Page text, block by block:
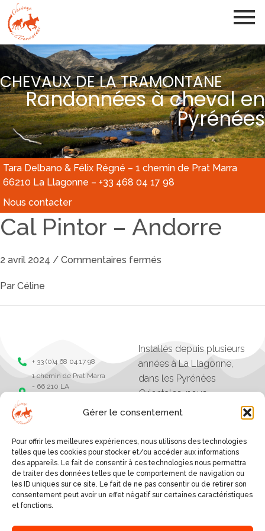
Gérer le consentement
Pour offrir les meilleures expériences, nous utilisons des technologies
telles que les cookies pour stocker et/ou accéder aux informations
des appareils. Le fait de consentir à ces technologies nous permettra
de traiter des données telles que le comportement de navigation ou
les ID uniques sur ce site. Le fait de ne pas consentir ou de retirer son
consentement peut avoir un effet négatif sur certaines caractéristiques
et fonctions.
CHEVAUX DE LA TRAMONTANE
Randonnées à cheval en
Pyrénées
Tara Delbano & Félix Régné – 1 chemin de Prat Marra
66210 La Llagonne – +33 468 04 17 98
Nous contacter
Cal Pintor – Andorre
2 avril 2024 / Commentaires fermés
Par Céline
+ 33 (0)4 68 04 17 98
1 chemin de Prat Marra
- 66 210 LA
Pyrénées Orientales
Chevaux de la
tramontane
Installés depuis plusieurs
années à La Llagonne,
dans les Pyrénées
Orientales, nous
organisons des balades,
cheval.
Les excursions vont
d'une heure à plusieurs
jours, et sont organisés
selon le niveau des